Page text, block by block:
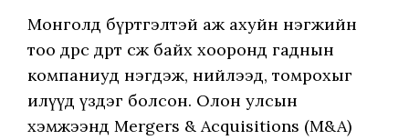
Монголд бүртгэлтэй аж ахуйн нэгжийн
тоо өдрөөс өдөрт өсөж байх хооронд гаднын
компаниуд нэгдэж, нийлээд, томрохыг
илүүд үздэг болсон. Олон улсын
хэмжээнд Mergers & Acquisitions (M&A)